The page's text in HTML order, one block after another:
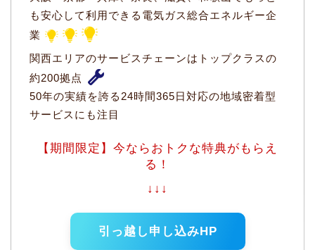
も安心して利用できる電気ガス総合エネルギー企
業
関西エリアのサービスチェーンはトップクラスの
約200拠点
50年の実績を誇る24時間365日対応の地域密着型
サービスにも注目
【期間限定】今ならおトクな特典がもらえ
る！
↓↓↓
引っ越し申し込みHP